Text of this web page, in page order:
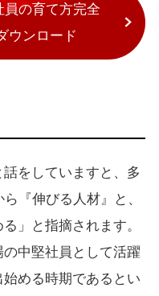
員の育て方完全
ウンロード
をしていますと、多
『伸びる人材』と、
」と指摘されます。
中堅社員として活躍
める時期であるとい